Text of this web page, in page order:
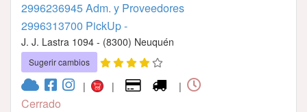
2996236945 Adm. y Proveedores
2996313700 PickUp -
J. J. Lastra 1094 - (8300) Neuquén
Sugerir cambios
| | |
Cerrado